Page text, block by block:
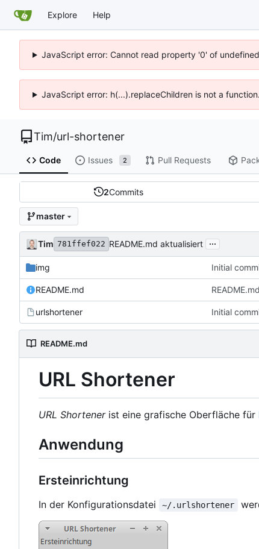
Explore Help
JavaScript error: Cannot read property '0' of
JavaScript error: h(...).replaceChildren is not a
Tim/url-shortener
Code Issues 2 Pull Requests
2Commits
master
Tim 781ffef022 README.md aktualisiert ...
img Initial
README.md
urlshortener Initial
README.md
URL Shortener
URL Shortenerist eine grafische Oberfläche für
Anwendung
Ersteinrichtung
In der Konfigurationsdatei ~/.urlshortener